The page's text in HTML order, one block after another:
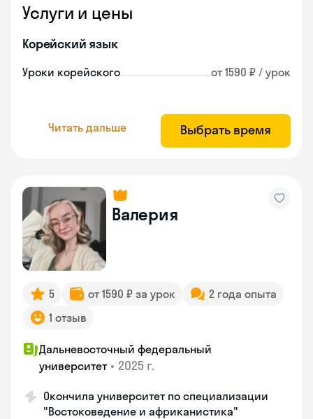
Услуги и цены
Корейский язык
Уроки корейского от 1590 ₽ / урок
Читать дальше Выбрать время
Валерия
5 от 1590 ₽ за урок
2 года опыта
1 отзыв
Дальневосточный федеральный
университет • 2025 г.
Окончила университет по специализации
"Востоковедение и африканистика"